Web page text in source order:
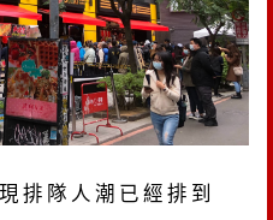
排隊人潮已經排到